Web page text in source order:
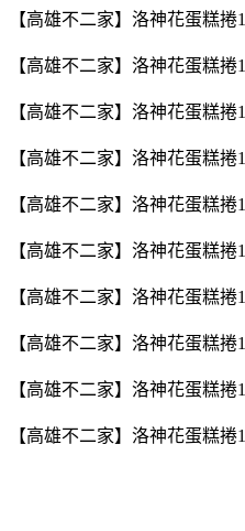
【高雄不二家】洛神花蛋糕
【高雄不二家】洛神花蛋糕
【高雄不二家】洛神花蛋糕
【高雄不二家】洛神花蛋糕
【高雄不二家】洛神花蛋糕
【高雄不二家】洛神花蛋糕
【高雄不二家】洛神花蛋糕
【高雄不二家】洛神花蛋糕
【高雄不二家】洛神花蛋糕
【高雄不二家】洛神花蛋糕